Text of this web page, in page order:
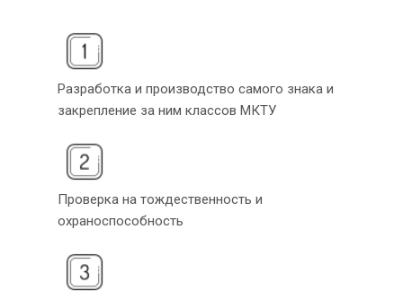
Разработка и производство самого знака и
закрепление за ним классов МКТУ
Проверка на тождественность и
охраноспособность